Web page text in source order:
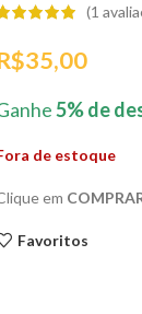
(1
35,00
5% de
de estoque
em
Favoritos